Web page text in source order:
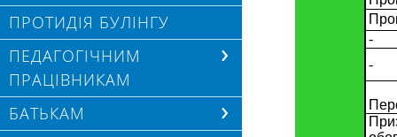
ПРОТИДІЯ БУЛІНГУ
ПЕДАГОГІЧНИМ
ПРАЦІВНИКАМ
БАТЬКАМ